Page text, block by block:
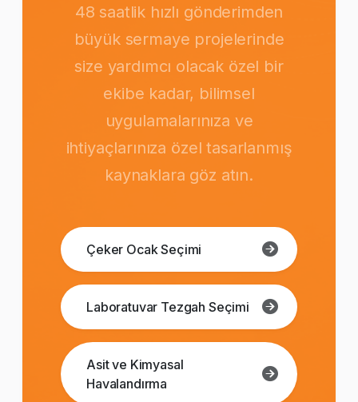
48 saatlik hızlı gönderimden
büyük sermaye projelerinde
size yardımcı olacak özel bir
ekibe kadar, bilimsel
uygulamalarınıza ve
ihtiyaçlarınıza özel tasarlanmış
kaynaklara göz atın.
Çeker Ocak Seçimi
Laboratuvar Tezgah Seçimi
Asit ve Kimyasal
Havalandırma